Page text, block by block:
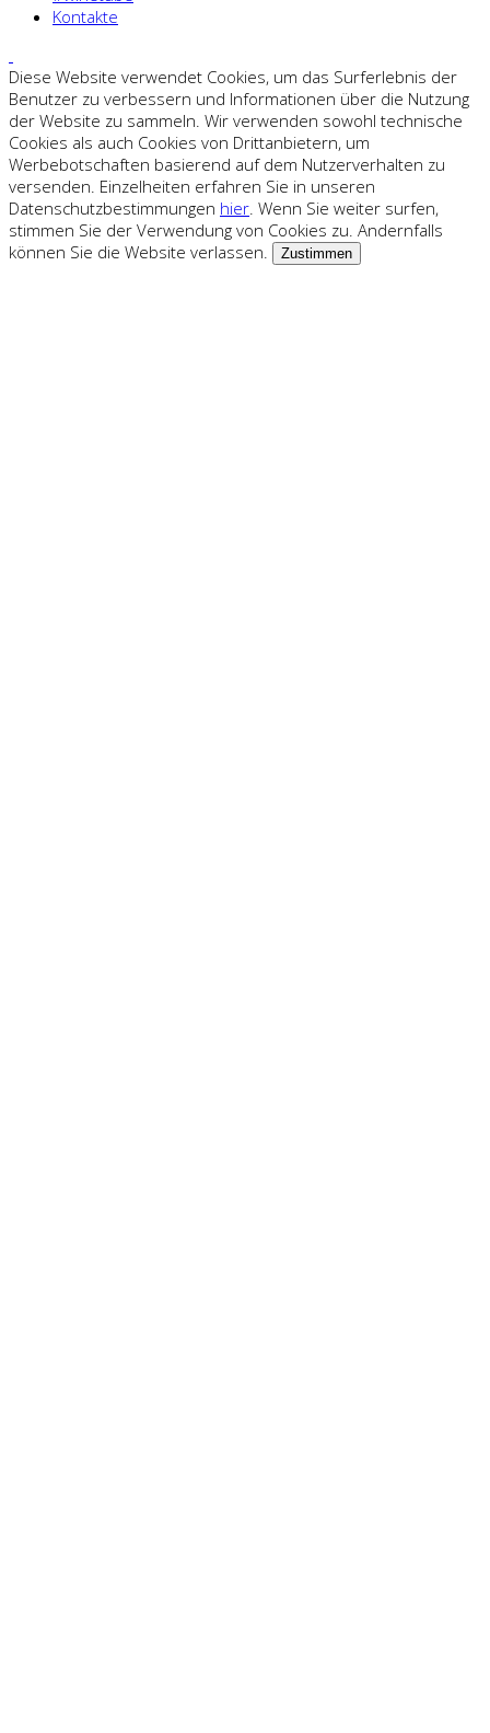
Kontakte
Diese Website verwendet Cookies, um das Surferlebnis der
Benutzer zu verbessern und Informationen über die Nutzung
der Website zu sammeln. Wir verwenden sowohl technische
Cookies als auch Cookies von Drittanbietern, um
Werbebotschaften basierend auf dem Nutzerverhalten zu
versenden. Einzelheiten erfahren Sie in unseren
Datenschutzbestimmungen hier. Wenn Sie weiter surfen,
stimmen Sie der Verwendung von Cookies zu. Andernfalls
können Sie die Website verlassen.
Zustimmen